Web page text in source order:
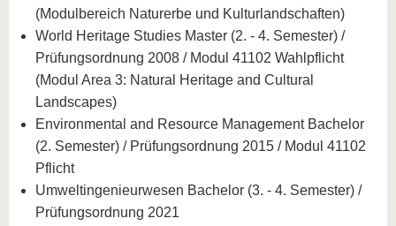
(Modulbereich Naturerbe und Kulturlandschaften)
World Heritage Studies Master (2. - 4. Semester) /
Prüfungsordnung 2008 / Modul 41102 Wahlpflicht
(Modul Area 3: Natural Heritage and Cultural
Landscapes)
Environmental and Resource Management Bachelor
(2. Semester) / Prüfungsordnung 2015 / Modul 41102
Pflicht
Umweltingenieurwesen Bachelor (3. - 4. Semester) /
Prüfungsordnung 2021